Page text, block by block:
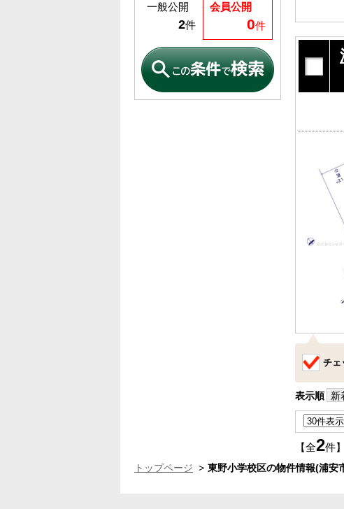
チェ
表示順 新
【全2件
会員公開
0件
一般公開
2件
トップページ 東野小学校区の物件情報(浦安